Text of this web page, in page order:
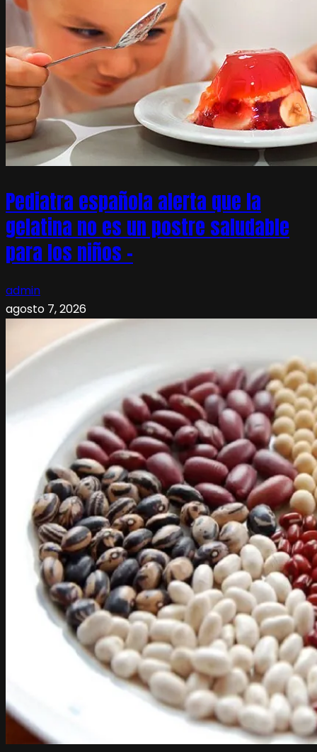
Pediatra española alerta que la
gelatina no es un postre saludable
para los niños –
admin
agosto 7, 2026